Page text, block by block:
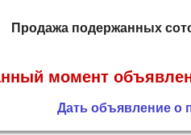
Продажа подержанных
момент
Дать объявление о